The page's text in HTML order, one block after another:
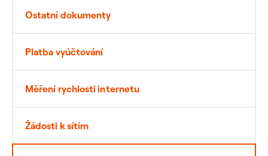
Ostatní dokumenty
Platba vyúčtování
Měření rychlosti internetu
Žádosti k sítím